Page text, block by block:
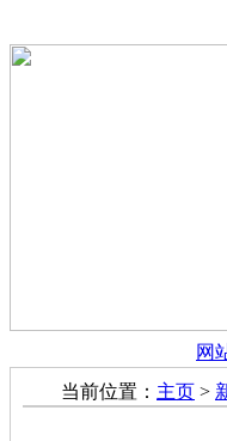
网
当前位置： 主页 >